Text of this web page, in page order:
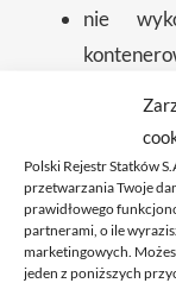
Polski Rejestr Statków
przetwarzania Twoje
prawidłowego
partnerami, o ile
marketingowych.
jeden z poniższych
nie
dzieli
obszarze